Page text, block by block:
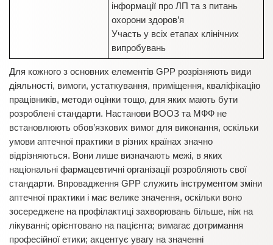
інформації про ЛП та з питань
охорони здоров’я
Участь у всіх етапах клінічних
випробувань
Для кожного з основних елементів GPP розрізняють види
діяльності, вимоги, устаткування, приміщення, кваліфікацію
працівників, методи оцінки тощо, для яких мають бути
розроблені стандарти. Настанови ВООЗ та МФФ не
встановлюють обов’язкових вимог для виконання, оскільки
умови аптечної практики в різних країнах значно
відрізняються. Вони лише визначають межі, в яких
національні фармацевтичні організації розробляють свої
стандарти. Впровадження GPP служить інструментом зміни
аптечної практики і має велике значення, оскільки воно
зосереджене на профілактиці захворювань більше, ніж на
лікуванні; орієнтовано на пацієнта; вимагає дотримання
професійної етики; акцентує увагу на значенні